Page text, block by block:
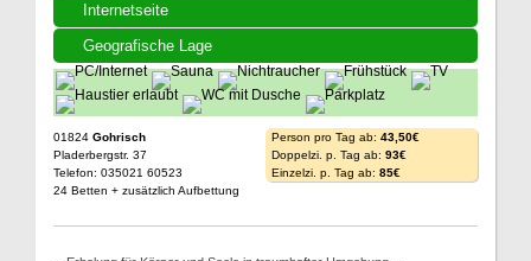
Internetseite
Geografische Lage
01824 Gohrisch
Pladerbergstr. 37
Telefon: 035021 60523
24 Betten + zusätzlich Aufbettung
Person pro Tag ab: 43,50€
Doppelzi. p. Tag ab: 93€
Einzelzi. p. Tag ab: 85€